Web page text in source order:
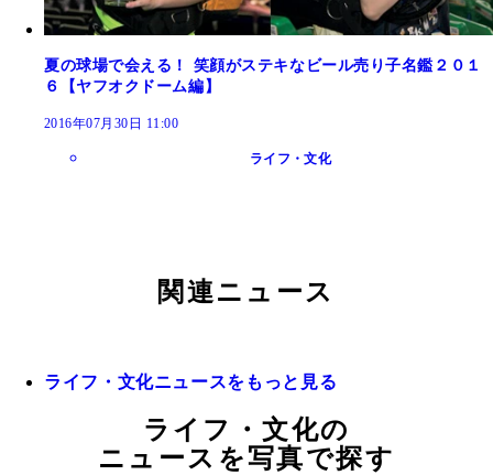
夏の球場で会える！ 笑顔がステキなビール売り子名鑑２０１
６【ヤフオクドーム編】
2016年07月30日 11:00
ライフ・文化
関連ニュース
ライフ・文化ニュースをもっと見る
ライフ・文化の
ニュースを写真で探す